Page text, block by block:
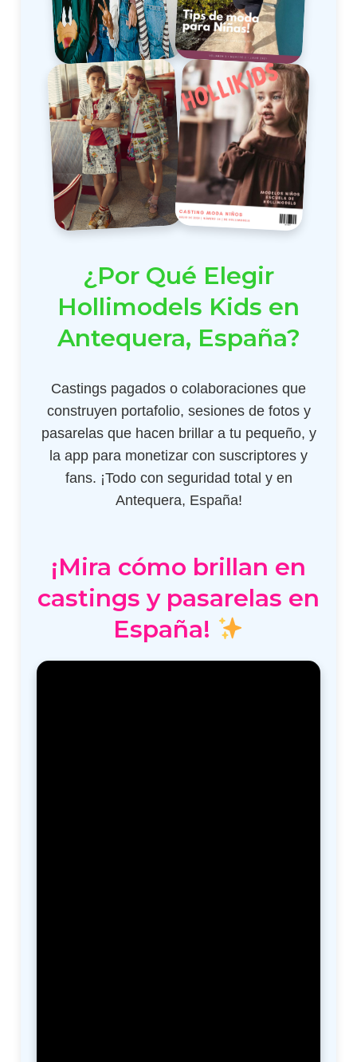
¿Por Qué Elegir
Hollimodels Kids en
Antequera, España?
Castings pagados o colaboraciones que
construyen portafolio, sesiones de fotos y
pasarelas que hacen brillar a tu pequeño, y
la app para monetizar con suscriptores y
fans. ¡Todo con seguridad total y en
Antequera, España!
¡Mira cómo brillan en
castings y pasarelas en
España!